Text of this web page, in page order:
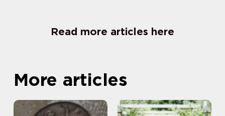
Read more articles here
More articles